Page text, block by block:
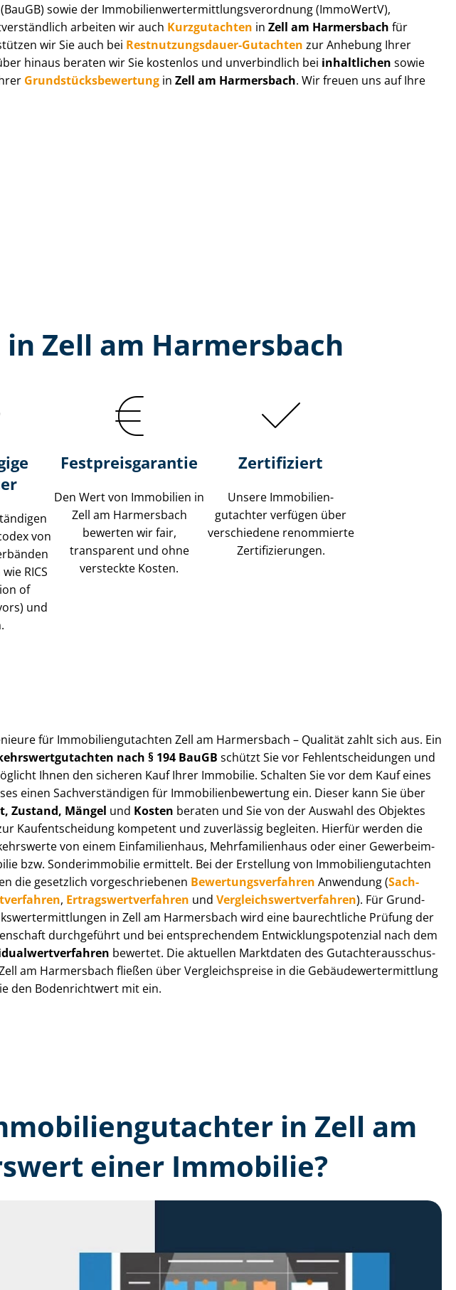
sowie der Im­mo­bi­li­en­wert­ermitt­lungs­ver­ord­nung (ImmoWertV),
arbeiten wir auch Kurzgutachten in Zell am Harmersbach für
wir Sie auch bei Rest­nut­zungs­dau­er-Gutachten zur Anhebung Ihrer
hinaus beraten wir Sie kostenlos und unverbindlich bei inhaltlichen sowie
Grund­stücks­be­wer­tung inZell am Harmersbach. Wir freuen uns auf Ihre
Zell am Harmersbach
von
RICS
of
und
Festpreis​garantie
Den Wert von Immobilien in
Zell am Harmersbach
bewerten wir fair,
transparent und ohne
versteckte Kosten.
Zertifiziert
Unsere Immobilien­
gutachter verfügen über
verschiedene renommierte
Zer­ti­fi­zie­run­gen.
für Im­mo­bi­li­en­gut­ach­ten Zell am Harmersbach – Qualität zahlt sich aus. Ein
nach § 194 BauGB schützt Sie vor Fehl­ent­schei­dun­gen und
Ihnen den sicheren Kauf Ihrer Immobilie. Schalten Sie vor dem Kauf eines
einen Sach­ver­stän­di­gen für Im­mo­bi­li­en­be­wer­tung ein. Dieser kann Sie über
Zustand, Mängel und Kosten beraten und Sie von der Auswahl des Objektes
Kauf­ent­schei­dung kompetent und zuverlässig begleiten. Hierfür werden die
von einem Einfamilienhaus, Mehr­fa­mi­li­en­haus oder einer Ge­wer­be­im­
bzw. Sonderimmobilie ermittelt. Bei der Erstellung von Im­mo­bi­li­en­gut­ach­ten
die gesetzlich vor­ge­schrie­be­nen Be­wer­tungs­ver­fah­ren Anwendung (Sach­
, Er­trags­wert­ver­fah­ren und Ver­gleichs­wert­ver­fah­ren). Für Grund­
in Zell am Harmersbach wird eine baurechtliche Prüfung der
durchgeführt und bei entsprechendem Ent­wick­lungs­po­ten­zi­al nach dem
bewertet. Die aktuellen Marktdaten des Gut­ach­ter­aus­schus­
am Harmersbach fließen über Ver­gleichs­prei­se in die Ge­bäu­de­wert­ermitt­lung
den Bodenrichtwert mit ein.
in Zell am
einer Immobilie?